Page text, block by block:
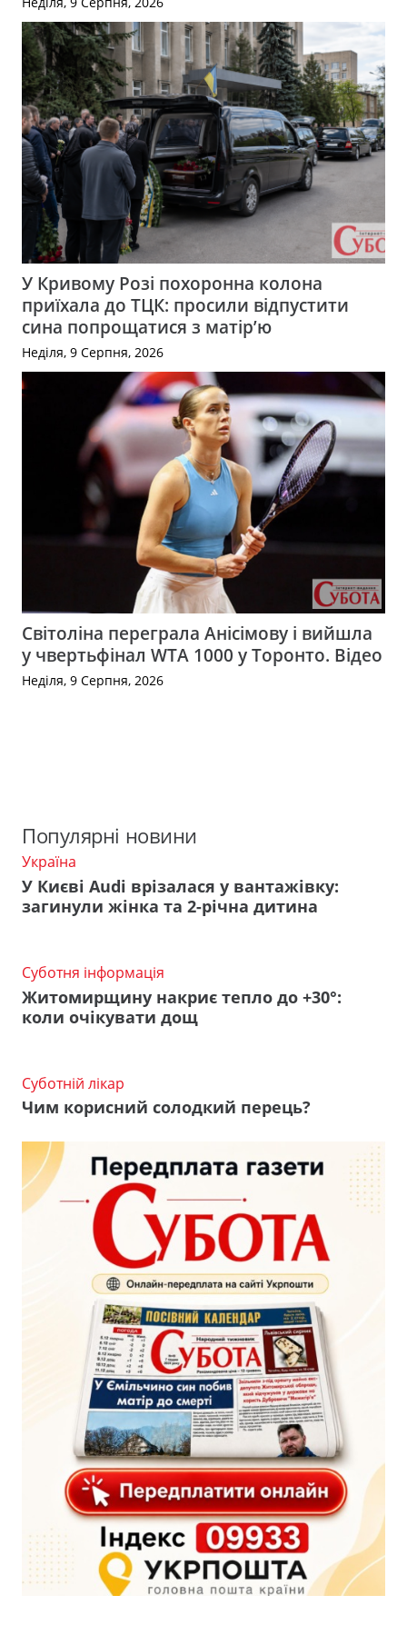
У Кривому Розі похоронна колона
приїхала до ТЦК: просили відпустити
сина попрощатися з матір’ю
Неділя, 9 Серпня, 2026
Світоліна переграла Анісімову і вийшла
у чвертьфінал WTA 1000 у Торонто. Відео
Неділя, 9 Серпня, 2026
Популярні новини
Україна
У Києві Audi врізалася у вантажівку:
загинули жінка та 2-річна дитина
Суботня інформація
Житомирщину накриє тепло до +30°:
коли очікувати дощ
Суботній лікар
Чим корисний солодкий перець?